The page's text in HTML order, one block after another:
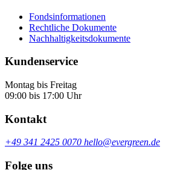
Fondsinformationen
Rechtliche Dokumente
Nachhaltigkeitsdokumente
Kundenservice
Montag bis Freitag
09:00 bis 17:00 Uhr
Kontakt
+49 341 2425 0070 hello@evergreen.de
Folge uns